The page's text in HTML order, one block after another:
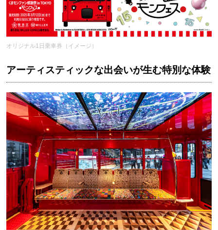
オリジナル1日乗車券（イメージ）
アーティスティックな出会いが生む特別な体験